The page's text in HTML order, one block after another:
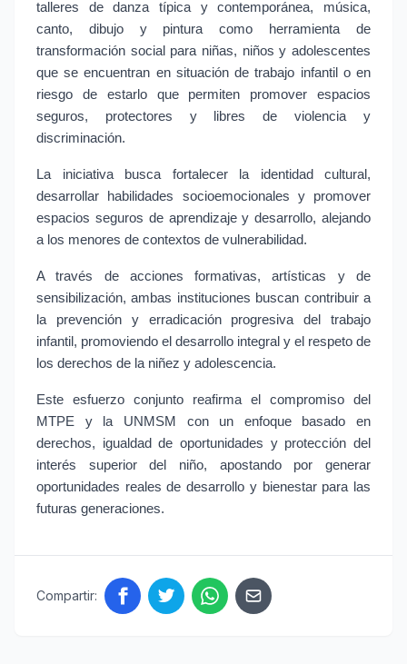
talleres de danza típica y contemporánea, música,
canto, dibujo y pintura como herramienta de
transformación social para niñas, niños y adolescentes
que se encuentran en situación de trabajo infantil o en
riesgo de estarlo que permiten promover espacios
seguros, protectores y libres de violencia y
discriminación.
La iniciativa busca fortalecer la identidad cultural,
desarrollar habilidades socioemocionales y promover
espacios seguros de aprendizaje y desarrollo, alejando
a los menores de contextos de vulnerabilidad.
A través de acciones formativas, artísticas y de
sensibilización, ambas instituciones buscan contribuir a
la prevención y erradicación progresiva del trabajo
infantil, promoviendo el desarrollo integral y el respeto de
los derechos de la niñez y adolescencia.
Este esfuerzo conjunto reafirma el compromiso del
MTPE y la UNMSM con un enfoque basado en
derechos, igualdad de oportunidades y protección del
interés superior del niño, apostando por generar
oportunidades reales de desarrollo y bienestar para las
futuras generaciones.
Compartir: